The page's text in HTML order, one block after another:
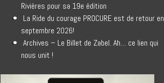
Rivières pour sa 19e édition
La Ride du courage PROCURE est de retour en
septembre 2026!
Archives – Le Billet de Zabel. Ah… ce lien qui
nous unit !